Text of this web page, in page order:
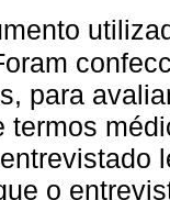
para
termos
o